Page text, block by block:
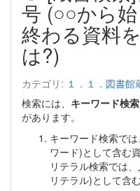
号 (○○から
終わる資料
は?)
カテゴリ: １．１．図書館
検索には、 キーワード検索
があります。
キーワード検索で
ワード)として含む
リテラル検索では
リテラル)として含